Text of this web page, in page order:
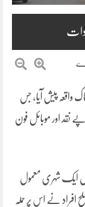
واقعہ پیش آیا، جس
نقد اور موبائل فون
ایک شہری معمول
افراد نے اس پر حملہ